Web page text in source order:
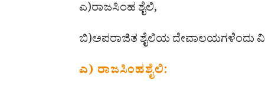
ಎ)ರಾಜಸಿಂಹ ಶೈಲಿ,
ಬಿ)ಅಪರಾಜಿತ ಶೈಲಿಯ ದೇವಾಲಯಗಳೆಂದು
ಎ) ರಾಜಸಿಂಹಶೈಲಿ: